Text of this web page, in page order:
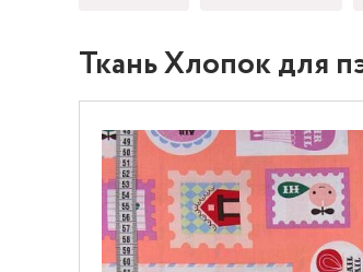
Ткань Хлопок для